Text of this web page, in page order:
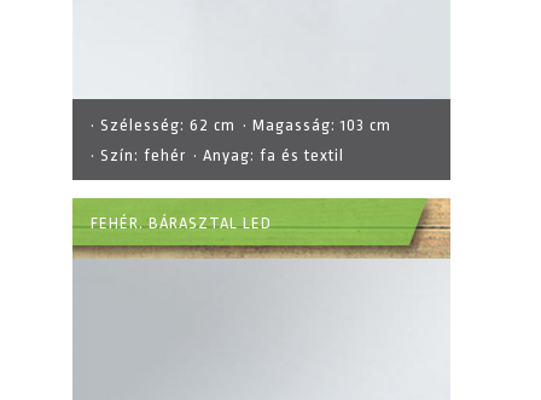
· Szélesség: 62 cm · Magasság:103 cm
· Szín: fehér · Anyag: fa és textil
FEHÉR. BÁRASZTAL LED